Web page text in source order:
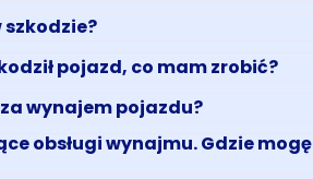
szkodzie?
pojazd, co mam zrobić?
wynajem pojazdu?
obsługi wynajmu. Gdzie mogę